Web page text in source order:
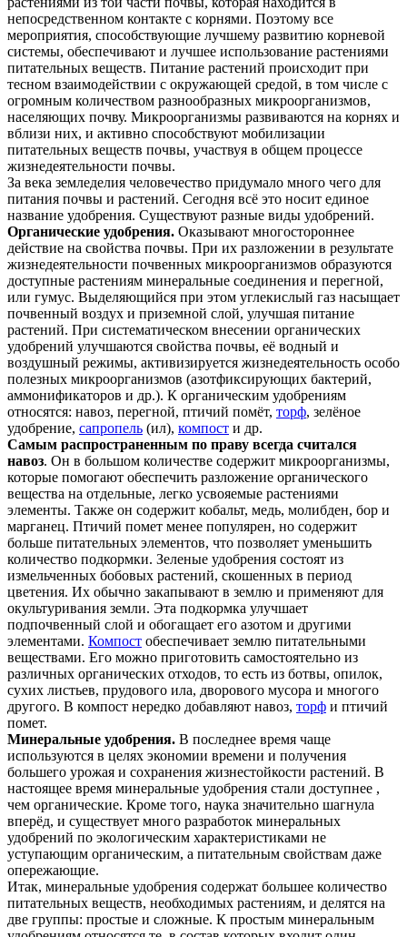
непосредственном контакте с корнями. Поэтому все
мероприятия, способствующие лучшему развитию корневой
системы, обеспечивают и лучшее использование растениями
питательных веществ. Питание растений происходит при
тесном взаимодействии с окружающей средой, в том числе с
огромным количеством разнообразных микроорганизмов,
населяющих почву. Микроорганизмы развиваются на корнях и
вблизи них, и активно способствуют мобилизации
питательных веществ почвы, участвуя в общем процессе
жизнедеятельности почвы.
За века земледелия человечество придумало много чего для
питания почвы и растений. Сегодня всё это носит единое
название удобрения. Существуют разные виды удобрений.
Органические удобрения. Оказывают многостороннее
действие на свойства почвы. При их разложении в результате
жизнедеятельности почвенных микроорганизмов образуются
доступные растениям минеральные соединения и перегной,
или гумус. Выделяющийся при этом углекислый газ насыщает
почвенный воздух и приземной слой, улучшая питание
растений. При систематическом внесении органических
удобрений улучшаются свойства почвы, её водный и
воздушный режимы, активизируется жизнедеятельность особо
полезных микроорганизмов (азотфиксирующих бактерий,
аммонификаторов и др.). К органическим удобрениям
относятся: навоз, перегной, птичий помёт, торф, зелёное
удобрение, сапропель (ил), компост и др.
Самым распространенным по праву всегда считался
навоз. Он в большом количестве содержит микроорганизмы,
которые помогают обеспечить разложение органического
вещества на отдельные, легко усвояемые растениями
элементы. Также он содержит кобальт, медь, молибден, бор и
марганец. Птичий помет менее популярен, но содержит
больше питательных элементов, что позволяет уменьшить
количество подкормки. Зеленые удобрения состоят из
измельченных бобовых растений, скошенных в период
цветения. Их обычно закапывают в землю и применяют для
окультуривания земли. Эта подкормка улучшает
подпочвенный слой и обогащает его азотом и другими
элементами. Компост обеспечивает землю питательными
веществами. Его можно приготовить самостоятельно из
различных органических отходов, то есть из ботвы, опилок,
сухих листьев, прудового ила, дворового мусора и многого
другого. В компост нередко добавляют навоз, торф и птичий
помет.
Минеральные удобрения. В последнее время чаще
используются в целях экономии времени и получения
большего урожая и сохранения жизнестойкости растений. В
настоящее время минеральные удобрения стали доступнее ,
чем органические. Кроме того, наука значительно шагнула
вперёд, и существует много разработок минеральных
удобрений по экологическим характеристиками не
уступающим органическим, а питательным свойствам даже
опережающие.
Итак, минеральные удобрения содержат большее количество
питательных веществ, необходимых растениям, и делятся на
две группы: простые и сложные. К простым минеральным